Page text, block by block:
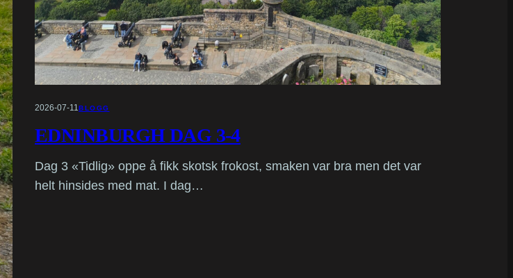
2026-07-11BLOGG
EDNINBURGH DAG 3-4
Dag 3 «Tidlig» oppe å fikk skotsk frokost, smaken var bra men det var
helt hinsides med mat. I dag…